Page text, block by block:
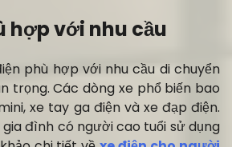
hợp với nhu cầu
phù hợp với nhu cầu di chuyển
trọng. Các dòng xe phổ biến bao
xe tay ga điện và xe đạp điện.
đình có người cao tuổi sử dụng